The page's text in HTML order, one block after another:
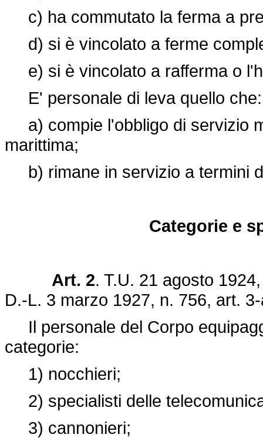
c) ha commutato la ferma a
d) si è vincolato a ferme
e) si è vincolato a rafferma o
E' personale di leva quello che:
a) compie l'obbligo di servizio
marittima;
b) rimane in servizio a termini
Categorie e
Art. 2. T.U. 21 agosto
D.-L. 3 marzo 1927, n. 756, art.
Il personale del Corpo
categorie:
1) nocchieri;
2) specialisti delle
3) cannonieri;